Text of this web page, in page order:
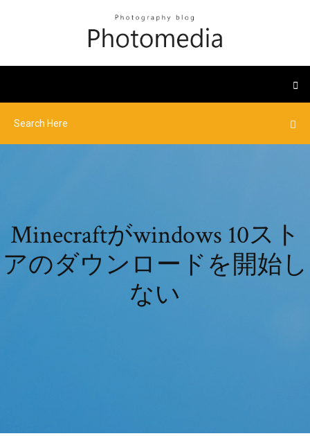
Minecraftがwindows 10スト
アのダウンロードを開始し
ない